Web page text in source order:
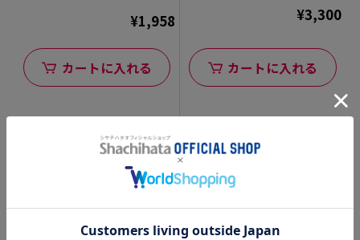
¥1,958
カートに入れる
¥3,300
カートに入れる